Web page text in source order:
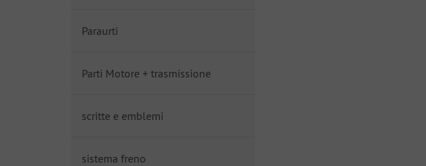
Paraurti
Parti Motore + trasmissione
scritte e emblemi
sistema freno